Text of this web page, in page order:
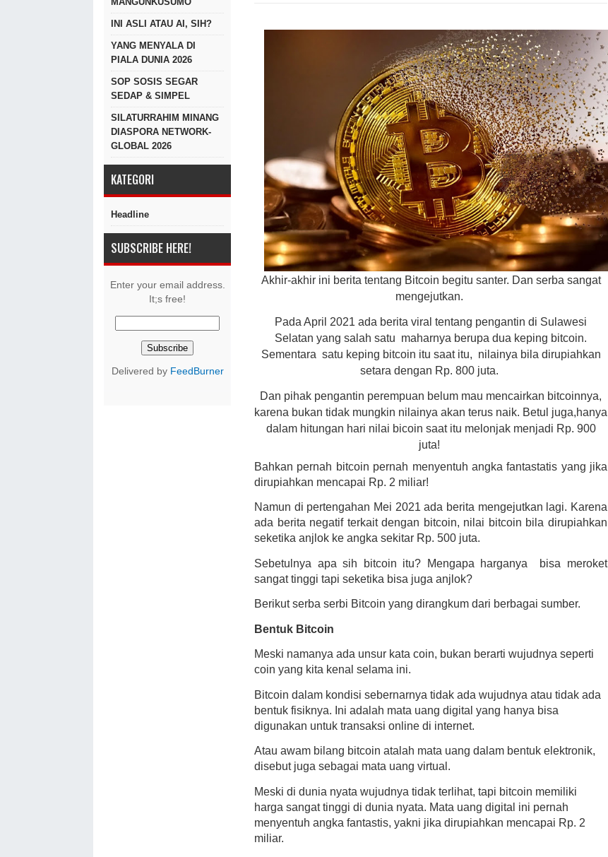
INI ASLI ATAU AI, SIH?
YANG MENYALA DI
PIALA DUNIA 2026
SOP SOSIS SEGAR
SEDAP & SIMPEL
SILATURRAHIM MINANG
DIASPORA NETWORK-
GLOBAL 2026
KATEGORI
Headline
SUBSCRIBE HERE!
Enter your email address.
It;s free!
Delivered by FeedBurner
Akhir-akhir ini berita tentang Bitcoin begitu santer. Dan serba sangat
mengejutkan.
Pada April 2021 ada berita viral tentang pengantin di Sulawesi
Selatan yang salah satu maharnya berupa dua keping bitcoin.
Sementara satu keping bitcoin itu saat itu, nilainya bila dirupiahkan
setara dengan Rp. 800 juta.
Dan pihak pengantin perempuan belum mau mencairkan bitcoinnya,
karena bukan tidak mungkin nilainya akan terus naik. Betul juga,hanya
dalam hitungan hari nilai bicoin saat itu melonjak menjadi Rp. 900
juta!
Bahkan pernah bitcoin pernah menyentuh angka fantastatis yang jika
dirupiahkan mencapai Rp. 2 miliar!
Namun di pertengahan Mei 2021 ada berita mengejutkan lagi. Karena
ada berita negatif terkait dengan bitcoin, nilai bitcoin bila dirupiahkan
seketika anjlok ke angka sekitar Rp. 500 juta.
Sebetulnya apa sih bitcoin itu? Mengapa harganya bisa meroket
sangat tinggi tapi seketika bisa juga anjlok?
Berikut serba serbi Bitcoin yang dirangkum dari berbagai sumber.
Bentuk Bitcoin
Meski namanya ada unsur kata coin, bukan berarti wujudnya seperti
coin yang kita kenal selama ini.
Bitcoin dalam kondisi sebernarnya tidak ada wujudnya atau tidak ada
bentuk fisiknya. Ini adalah mata uang digital yang hanya bisa
digunakan untuk transaksi online di internet.
Atau awam bilang bitcoin atalah mata uang dalam bentuk elektronik,
disebut juga sebagai mata uang virtual.
Meski di dunia nyata wujudnya tidak terlihat, tapi bitcoin memiliki
harga sangat tinggi di dunia nyata. Mata uang digital ini pernah
menyentuh angka fantastis, yakni jika dirupiahkan mencapai Rp. 2
miliar.